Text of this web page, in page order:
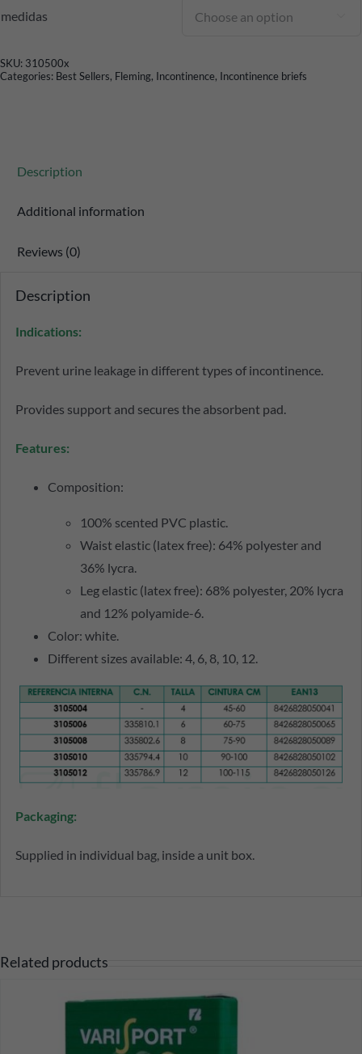
medidas
SKU: 310500x
Categories: Best Sellers, Fleming, Incontinence, Incontinence briefs
Description
Additional information
Reviews (0)
Description
Indications:
Prevent urine leakage in different types of incontinence.
Provides support and secures the absorbent pad.
Features:
Composition:
100% scented PVC plastic.
Waist elastic (latex free): 64% polyester and
36% lycra.
Leg elastic (latex free): 68% polyester, 20% lycra
and 12% polyamide-6.
Color: white.
Different sizes available: 4, 6, 8, 10, 12.
Packaging:
Supplied in individual bag, inside a unit box.
Related products